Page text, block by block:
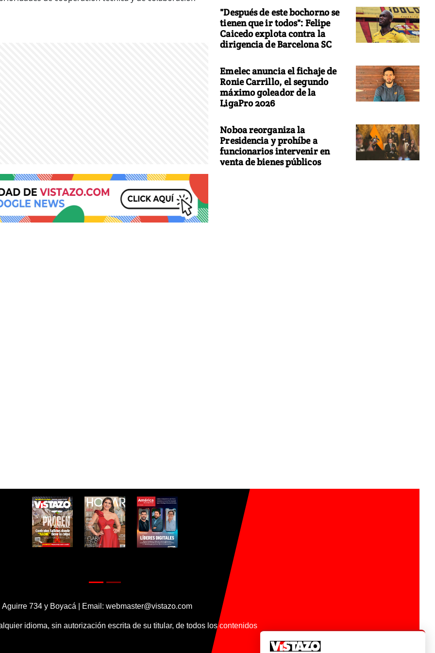
"Después de este bochorno se
tienen que ir todos": Felipe
Caicedo explota contra la
dirigencia de Barcelona SC
Emelec anuncia el fichaje de
Ronie Carrillo, el segundo
máximo goleador de la
LigaPro 2026
Noboa reorganiza la
Presidencia y prohíbe a
funcionarios intervenir en
venta de bienes públicos
734 y Boyacá | Email: webmaster@vistazo.com
idioma, sin autorización escrita de su titular, de todos los contenidos